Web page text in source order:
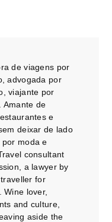
de viagens por
advogada por
viajante por
Amante de
e
deixar de lado
por moda e
consultant
a lawyer by
for
Wine lover,
and culture,
aside the